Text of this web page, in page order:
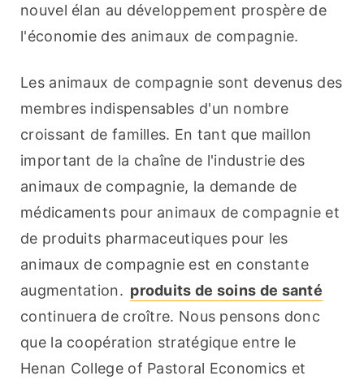
nouvel élan au développement prospère de
l'économie des animaux de compagnie.
Les animaux de compagnie sont devenus des
membres indispensables d'un nombre
croissant de familles. En tant que maillon
important de la chaîne de l'industrie des
animaux de compagnie, la demande de
médicaments pour animaux de compagnie et
de produits pharmaceutiques pour les
animaux de compagnie est en constante
augmentation. produits de soins de santé
continuera de croître. Nous pensons donc
que la coopération stratégique entre le
Henan College of Pastoral Economics et